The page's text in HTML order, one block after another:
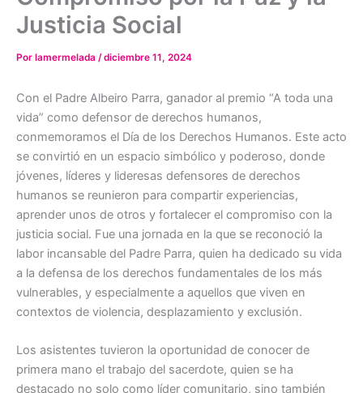
Justicia Social
Por lamermelada /diciembre 11, 2024
Con el Padre Albeiro Parra, ganador al premio “A toda una
vida” como defensor de derechos humanos,
conmemoramos el Día de los Derechos Humanos. Este acto
se convirtió en un espacio simbólico y poderoso, donde
jóvenes, líderes y lideresas defensores de derechos
humanos se reunieron para compartir experiencias,
aprender unos de otros y fortalecer el compromiso con la
justicia social. Fue una jornada en la que se reconoció la
labor incansable del Padre Parra, quien ha dedicado su vida
a la defensa de los derechos fundamentales de los más
vulnerables, y especialmente a aquellos que viven en
contextos de violencia, desplazamiento y exclusión.
Los asistentes tuvieron la oportunidad de conocer de
primera mano el trabajo del sacerdote, quien se ha
destacado no solo como líder comunitario, sino también